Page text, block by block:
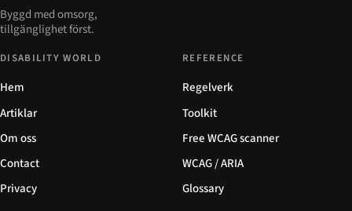
Byggd med omsorg,
tillgänglighet först.
DISABILITY WORLD
Hem
Artiklar
Om oss
Contact
Privacy
REFERENCE
Regelverk
Toolkit
Free WCAG scanner
WCAG / ARIA
Glossary